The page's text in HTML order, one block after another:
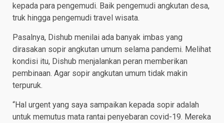
kepada para pengemudi. Baik pengemudi angkutan desa,
truk hingga pengemudi travel wisata.
Pasalnya, Dishub menilai ada banyak imbas yang
dirasakan sopir angkutan umum selama pandemi. Melihat
kondisi itu, Dishub menjalankan peran memberikan
pembinaan. Agar sopir angkutan umum tidak makin
terpuruk.
“Hal urgent yang saya sampaikan kepada sopir adalah
untuk memutus mata rantai penyebaran covid-19. Mereka